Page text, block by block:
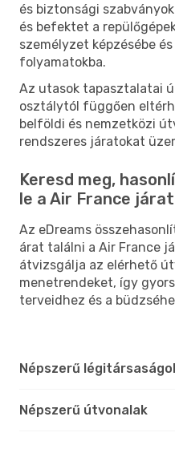
és biztonsági
és befektet a
személyzet képzésébe
folyamatokba.
Az utasok tapasztalatai
osztálytól függően
belföldi és nemzetközi
rendszeres járatokat
Keresd meg,
le a Air France
Az eDreams
árat találni a Air France
átvizsgálja az elérhető
menetrendeket, így
terveidhez és a
Népszerű
Népszerű útvonalak